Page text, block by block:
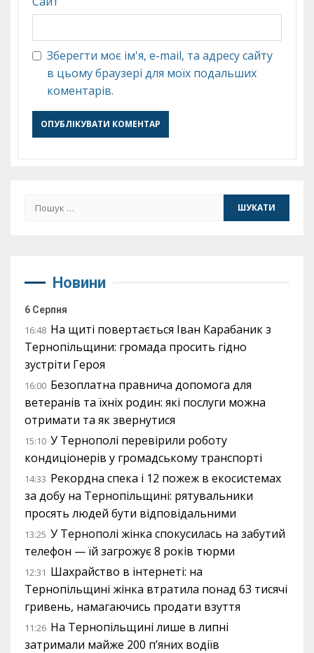
Зберегти моє ім'я, e-mail, та адресу сайту
в цьому браузері для моїх подальших
коментарів.
Пошук:
Новини
6 Серпня
16:48 На щиті повертається Іван Карабаник з
Тернопільщини: громада просить гідно
зустріти Героя
16:00 Безоплатна правнича допомога для
ветеранів та їхніх родин: які послуги можна
отримати та як звернутися
15:10 У Тернополі перевірили роботу
кондиціонерів у громадському транспорті
14:33 Рекордна спека і 12 пожеж в екосистемах
за добу на Тернопільщині: рятувальники
просять людей бути відповідальними
13:25 У Тернополі жінка спокусилась на забутий
телефон — їй загрожує 8 років тюрми
12:31 Шахрайство в інтернеті: на
Тернопільщині жінка втратила понад 63 тисячі
гривень, намагаючись продати взуття
11:26 На Тернопільщині лише в липні
затримали майже 200 п’яних водіїв